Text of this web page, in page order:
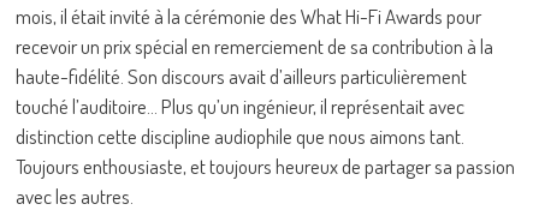
mois, il était invité à la cérémonie des What Hi-Fi Awards pour
recevoir un prix spécial en remerciement de sa contribution à la
haute-fidélité. Son discours avait d’ailleurs particulièrement
touché l’auditoire… Plus qu’un ingénieur, il représentait avec
distinction cette discipline audiophile que nous aimons tant.
Toujours enthousiaste, et toujours heureux de partager sa passion
avec les autres.